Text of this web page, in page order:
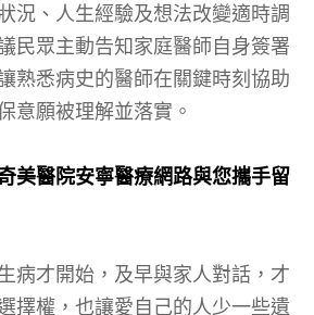
況、人生經驗及想法改變適時調
民眾主動告知家庭醫師自身簽署
熟悉病史的醫師在關鍵時刻協助
意願被理解並落實。
美醫院安寧醫療網路與您攜手留
病才開始，及早與家人對話，才
擇權，也讓愛自己的人少一些遺